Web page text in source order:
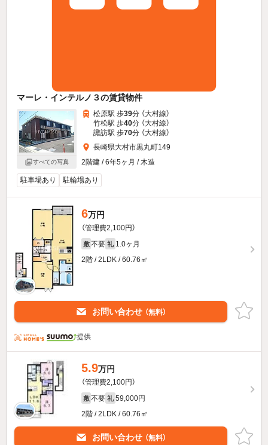
マーレ・インテルノ３の賃貸物件
すべての写真
松原駅 歩39分 （大村線）
竹松駅 歩40分 （大村線）
諏訪駅 歩70分 （大村線）
長崎県大村市黒丸町149
2階建 / 6年5ヶ月 / 木造
駐車場あり 駐輪場あり
6万円
（管理費2,100円）
敷 不要 礼 1.0ヶ月
2階 / 2LDK / 60.76㎡
お問い合わせ （無料）
提供
5.9万円
（管理費2,100円）
敷 不要 礼 59,000円
2階 / 2LDK / 60.76㎡
お問い合わせ （無料）